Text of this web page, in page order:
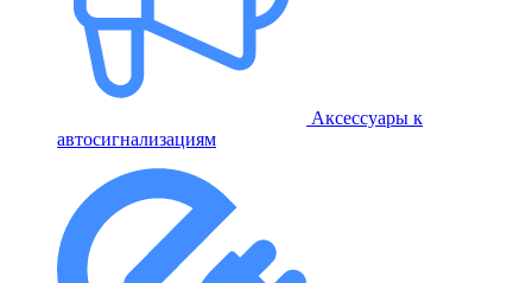
Аксессуары к
автосигнализациям